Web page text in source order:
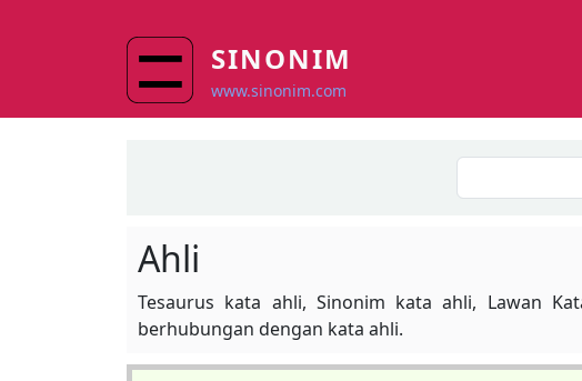
SINONIM
www.sinonim.com
Ahli
Tesaurus kata ahli, Sinonim kata ahli, Lawan
berhubungan dengan kata ahli.